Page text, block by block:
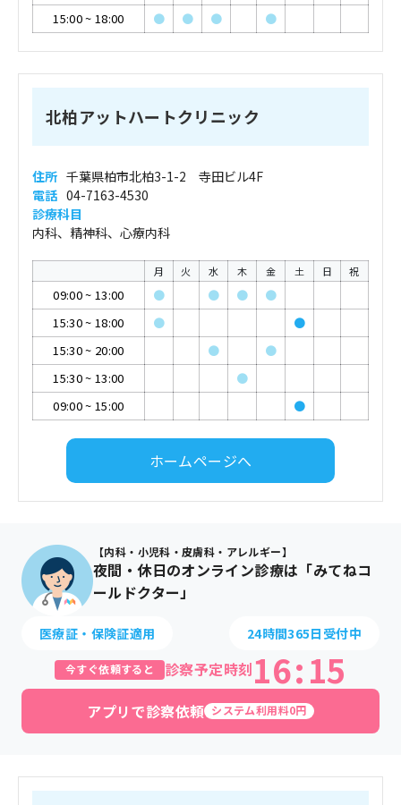
15:00~ 18:00 ● ● ● ●
北柏アットハートクリニック
住所 千葉県柏市北柏3-1-2 寺田ビル4F
電話 04-7163-4530
診療科目
内科、精神科、心療内科
月 火 水 木 金 土 日 祝
09:00~ 13:00 ● ● ●
●
15:30~ 18:00 ●
●
15:30~ 20:00 ●
●
15:30~ 13:00
●
09:00~ 15:00 ●
ホームページへ
【内科・小児科・皮膚科・アレルギー】
夜間・休日のオンライン診療は「みてねコ
ールドクター」
医療証・保険証適用 24時間365日受付中
今すぐ依頼すると 診察予定時刻16:15
アプリで診察依頼 システム利用料0円